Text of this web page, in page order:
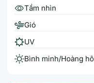
Tầm nhìn
Gió
UV
Bình minh/Hoàng